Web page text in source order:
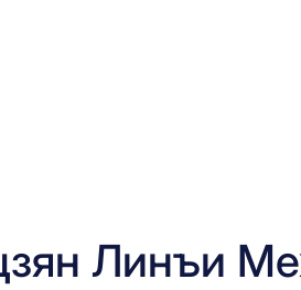
Линъи